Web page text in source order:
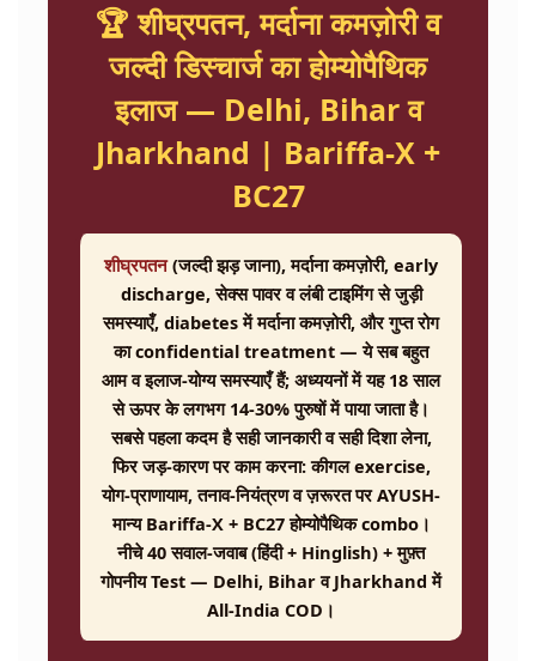
🏆 शीघ्रपतन, मर्दाना कमज़ोरी व
जल्दी डिस्चार्ज का होम्योपैथिक
इलाज — Delhi, Bihar व
Jharkhand | Bariffa-X +
BC27
शीघ्रपतन(जल्दी झड़ जाना), मर्दाना कमज़ोरी, early
discharge, सेक्स पावर व लंबी टाइमिंग से जुड़ी
समस्याएँ, diabetes में मर्दाना कमज़ोरी, और गुप्त रोग
का confidential treatment — ये सब बहुत
आम व इलाज-योग्य समस्याएँ हैं; अध्ययनों में यह 18 साल
से ऊपर के लगभग 14-30% पुरुषों में पाया जाता है।
सबसे पहला कदम है सही जानकारी व सही दिशा लेना,
फिर जड़-कारण पर काम करना: कीगल exercise,
योग-प्राणायाम, तनाव-नियंत्रण व ज़रूरत पर AYUSH-
मान्य Bariffa-X + BC27होम्योपैथिक combo।
नीचे 40 सवाल-जवाब (हिंदी + Hinglish) + मुफ़्त
गोपनीय Test — Delhi, Bihar व Jharkhand में
All-India COD।